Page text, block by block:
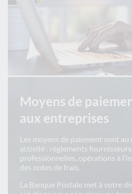
Moyens de
aux entreprises
Les moyens de paiement sont
activité : règlements
professionnelles, opérations à
des notes de frais.
La Banque Postale met à votre